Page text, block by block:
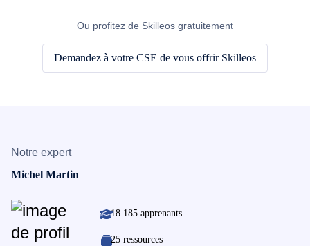
Ou profitez de Skilleos gratuitement
Demandez à votre CSE de vous offrir Skilleos
Notre expert
Michel Martin
18 185 apprenants
25 ressources